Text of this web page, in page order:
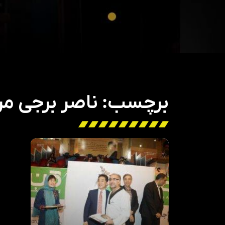
برچسب: ناصر برجی